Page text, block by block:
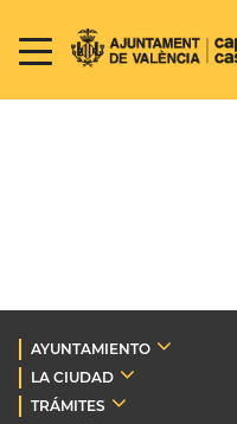
AYUNTAMIENTO
LA CIUDAD
TRÁMITES